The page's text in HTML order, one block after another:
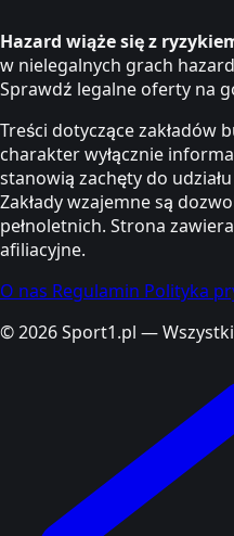
Hazard wiąże się z
w nielegalnych grach
Sprawdź legalne oferty na
Treści dotyczące zakładów
charakter wyłącznie
stanowią zachęty do
Zakłady wzajemne są
pełnoletnich. Strona
afiliacyjne.
O nas Regulamin Polityka
© 2026 Sport1.pl —